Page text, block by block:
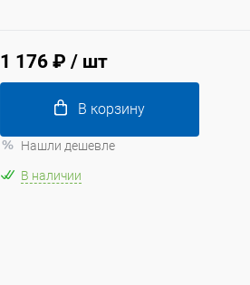
1 176 ₽ / шт
В корзину
Нашли дешевле
В наличии